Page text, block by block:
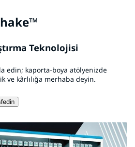
Teknolojisi
edin; kaporta-boya atölyenizde
ve kârlılığa merhaba deyin.